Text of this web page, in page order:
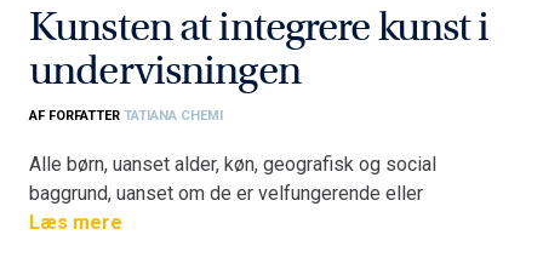
Kunsten at integrere kunst i
undervisningen
AF FORFATTER TATIANA CHEMI
Alle børn, uanset alder, køn, geografisk og social
baggrund, uanset om de er velfungerende eller
udviklingshæmmede, alle trives under de samme vilkår
Læs mere